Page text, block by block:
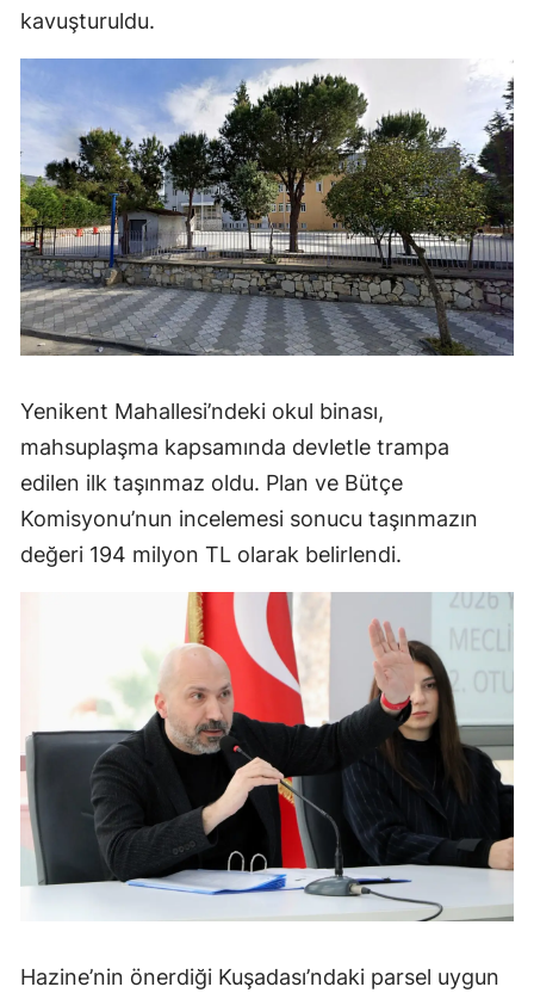
kavuşturuldu.
Yenikent Mahallesi’ndeki okul binası,
mahsuplaşma kapsamında devletle trampa
edilen ilk taşınmaz oldu. Plan ve Bütçe
Komisyonu’nun incelemesi sonucu taşınmazın
değeri 194 milyon TL olarak belirlendi.
Hazine’nin önerdiği Kuşadası’ndaki parsel uygun